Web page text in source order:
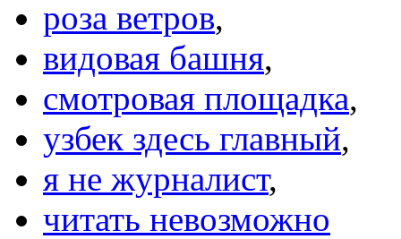
роза ветров,
видовая башня,
смотровая площадка,
узбек здесь главный,
я не журналист,
читать невозможно